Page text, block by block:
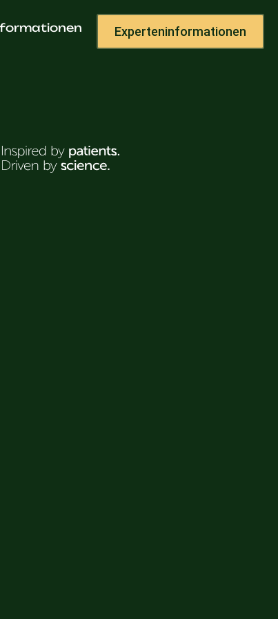
Experteninformationen